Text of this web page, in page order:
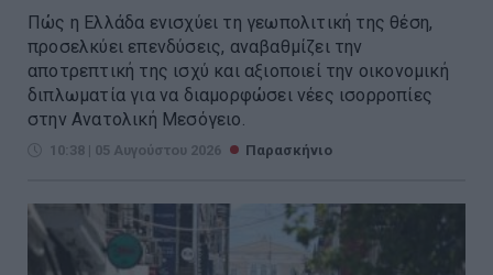
Πώς η Ελλάδα ενισχύει τη γεωπολιτική της θέση,
προσελκύει επενδύσεις, αναβαθμίζει την
αποτρεπτική της ισχύ και αξιοποιεί την οικονομική
διπλωματία για να διαμορφώσει νέες ισορροπίες
στην Ανατολική Μεσόγειο.
10:38 | 05 Αυγούστου 2026 Παρασκήνιο